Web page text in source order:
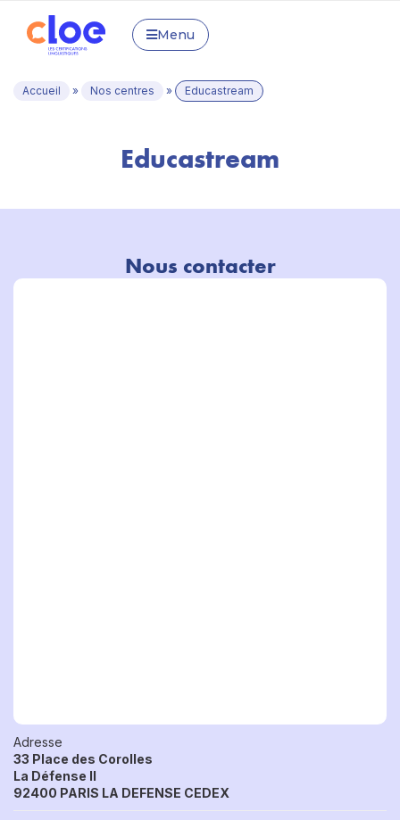
Menu
Accueil » Nos centres » Educastream
Educastream
Nous contacter
Adresse
33 Place des Corolles
La Défense II
92400 PARIS LA DEFENSE CEDEX